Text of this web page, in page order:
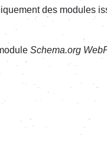
des modules
Schema.org